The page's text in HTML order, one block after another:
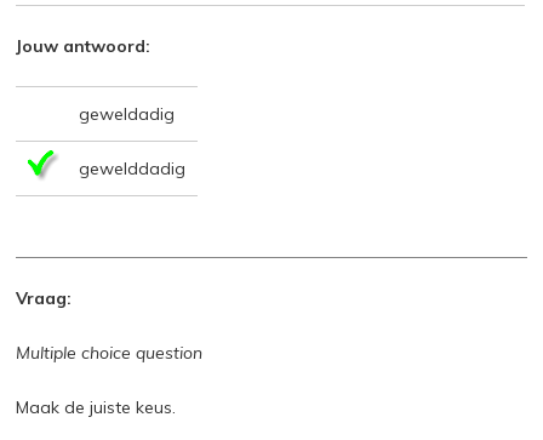
Jouw antwoord:
geweldadig
gewelddadig
Vraag:
Multiple choice question
Maak de juiste keus.